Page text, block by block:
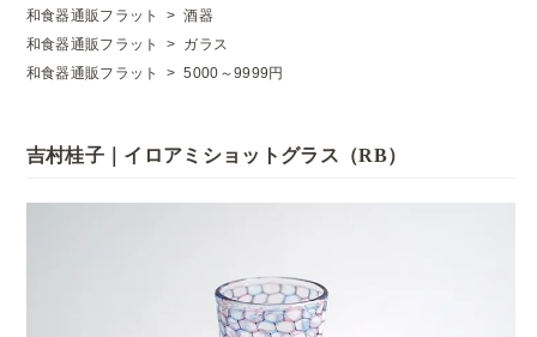
和食器通販フラット
>酒器
和食器通販フラット
> ガラス
和食器通販フラット
>5000～9999円
吉村桂子｜イロアミショットグラス（RB）